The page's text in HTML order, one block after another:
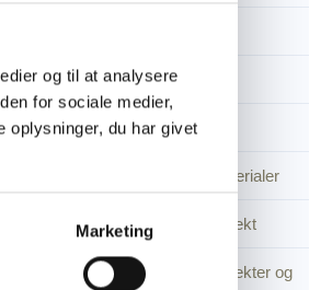
og til at analysere
for sociale medier,
oplysninger, du har givet
Marketing
Forside-header
Forskning
Forskningsmaterialer
Forskningsprojekt
Forskningsprojekter og